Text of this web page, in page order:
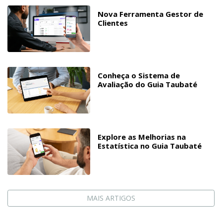
Nova Ferramenta Gestor de
Clientes
Conheça o Sistema de
Avaliação do Guia Taubaté
Explore as Melhorias na
Estatística no Guia Taubaté
MAIS ARTIGOS